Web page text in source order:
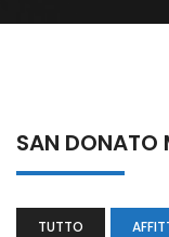
SAN DONATO
TUTTO